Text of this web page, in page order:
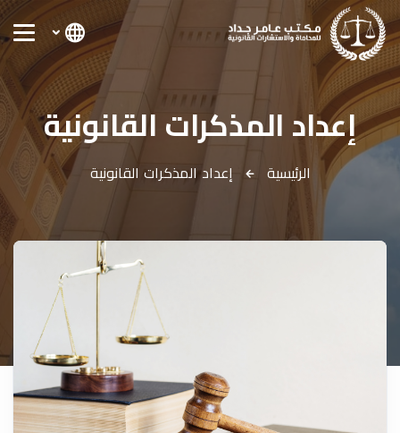
إعداد المذكرات القانونية
الرئيسية إعداد المذكرات القانونية